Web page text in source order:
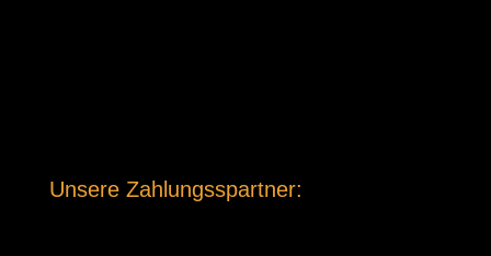
Unsere Zahlungsspartner: